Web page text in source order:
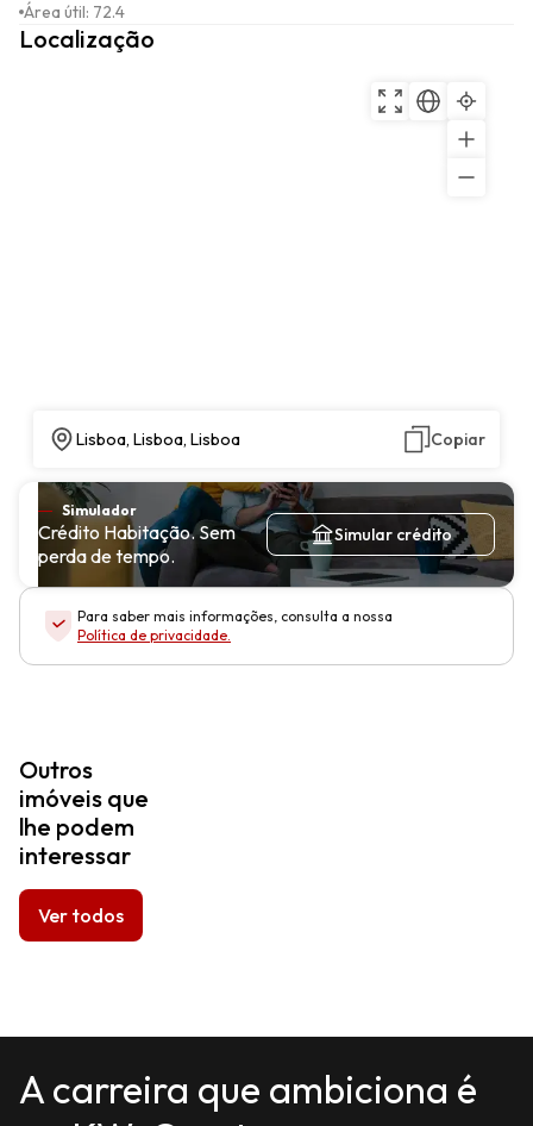
Área útil: 72.4
Localização
Lisboa, Lisboa, Lisboa Copiar
Simulador
Crédito Habitação. Sem
perda de tempo.
Simular crédito
Para saber mais informações, consulta a nossa
Política de privacidade.
Outros
imóveis que
lhe podem
interessar
Ver todos
A carreira que ambiciona é